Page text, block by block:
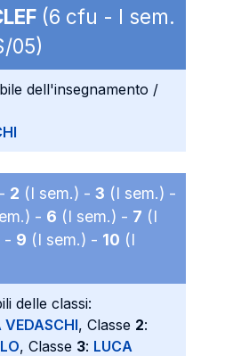
(6 cfu - I sem.
05)
dell'insegnamento /
2 (I sem.) - 3 (I sem.) -
- 6 (I sem.) - 7 (I
- 9 (I sem.) - 10 (I
delle classi:
, Classe 2:
, Classe 3: LUCA